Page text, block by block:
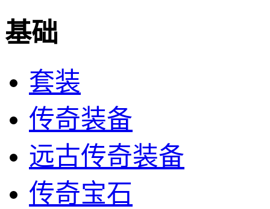
基础
套装
传奇装备
远古传奇装备
传奇宝石